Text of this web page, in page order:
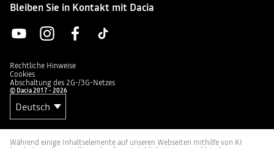
Bleiben Sie in Kontakt mit Dacia
Rechtliche Hinweise
Cookies
Abschaltung des 2G-/3G-Netzes
© Dacia 2017 - 2026
Während einige Inhaltselemente auf unseren Webseiten mithilfe von KI